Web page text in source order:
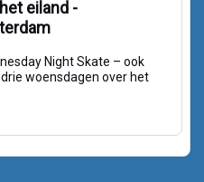
eiland -
Night Skate – ook
woensdagen over het